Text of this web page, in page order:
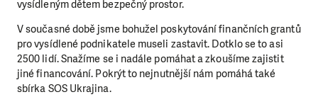
vysídleným dětem bezpečný prostor.
V současné době jsme bohužel poskytování finančních grantů
pro vysídlené podnikatele museli zastavit. Dotklo se to asi
2500 lidí. Snažíme se i nadále pomáhat a zkoušíme zajistit
jiné financování. Pokrýt to nejnutnější nám pomáhá také
sbírka SOS Ukrajina.